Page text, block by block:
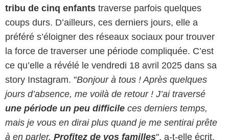
tribu de cinq enfants traverse parfois quelques
coups durs. D’ailleurs, ces derniers jours, elle a
préféré s’éloigner des réseaux sociaux pour trouver
la force de traverser une période compliquée. C’est
ce qu’elle a révélé le vendredi 18 avril 2025 dans sa
story Instagram. "Bonjour à tous ! Après quelques
jours d’absence, me voilà de retour ! J’ai traversé
une période un peu difficile ces derniers temps,
mais je vous en dirai plus quand je me sentirai prête
à en parler. Profitez de vos familles", a-t-elle écrit,